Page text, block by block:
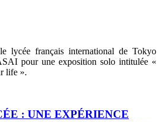
lycée français international de Tokyo
pour une exposition solo intitulée «
life ».
: UNE EXPÉRIENCE